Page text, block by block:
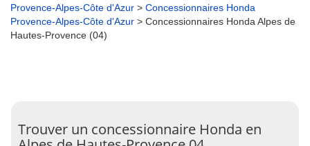
Provence-Alpes-Côte d'Azur > Concessionnaires Honda
Provence-Alpes-Côte d'Azur > Concessionnaires Honda Alpes de
Hautes-Provence (04)
Trouver un concessionnaire Honda en